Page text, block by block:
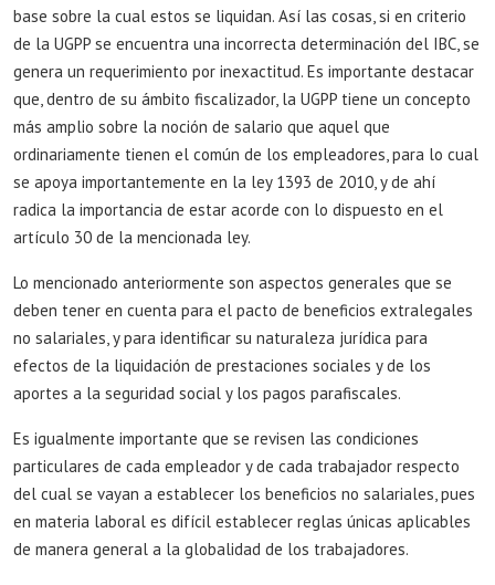
base sobre la cual estos se liquidan. Así las cosas, si en criterio
de la UGPP se encuentra una incorrecta determinación del IBC, se
genera un requerimiento por inexactitud. Es importante destacar
que, dentro de su ámbito fiscalizador, la UGPP tiene un concepto
más amplio sobre la noción de salario que aquel que
ordinariamente tienen el común de los empleadores, para lo cual
se apoya importantemente en la ley 1393 de 2010, y de ahí
radica la importancia de estar acorde con lo dispuesto en el
artículo 30 de la mencionada ley.
Lo mencionado anteriormente son aspectos generales que se
deben tener en cuenta para el pacto de beneficios extralegales
no salariales, y para identificar su naturaleza jurídica para
efectos de la liquidación de prestaciones sociales y de los
aportes a la seguridad social y los pagos parafiscales.
Es igualmente importante que se revisen las condiciones
particulares de cada empleador y de cada trabajador respecto
del cual se vayan a establecer los beneficios no salariales, pues
en materia laboral es difícil establecer reglas únicas aplicables
de manera general a la globalidad de los trabajadores.